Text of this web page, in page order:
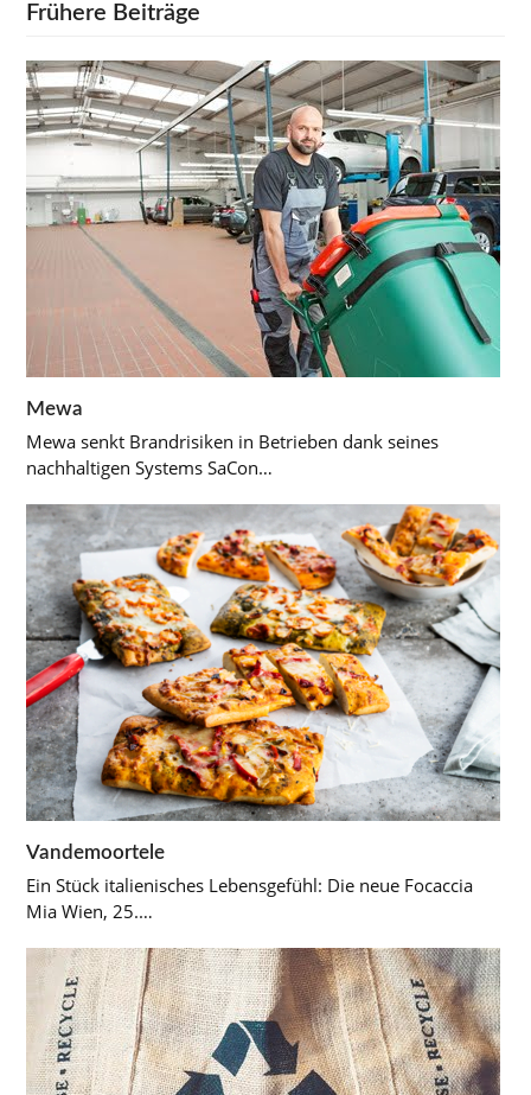
Frühere Beiträge
Mewa
Mewa senkt Brandrisiken in Betrieben dank seines
nachhaltigen Systems SaCon…
Vandemoortele
Ein Stück italienisches Lebensgefühl: Die neue Focaccia
Mia Wien, 25.…